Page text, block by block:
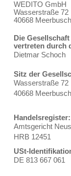
WEDITO GmbH
Wasserstraße 72
40668 Meerbusch
Die
vertreten durch
Dietmar Schoch
Sitz der
Wasserstraße 72
40668 Meerbusch
Handelsregister:
Amtsgericht
HRB 12451
USt-
DE 813 667 061